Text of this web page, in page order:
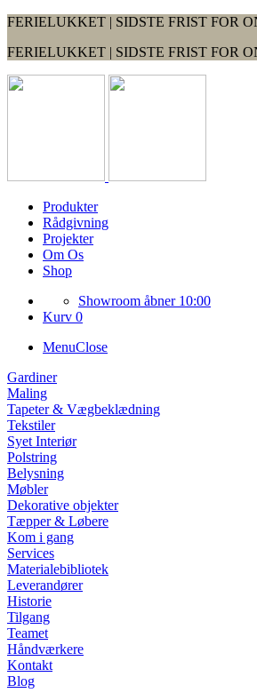
FERIELUKKET | SIDSTE FRIST FOR
FERIELUKKET | SIDSTE FRIST FOR
Produkter
Rådgivning
Projekter
Om Os
Shop
Showroom åbner 10:00
Kurv 0
MenuClose
Gardiner
Maling
Tapeter & Vægbeklædning
Tekstiler
Syet Interiør
Polstring
Belysning
Møbler
Dekorative objekter
Tæpper & Løbere
Kom i gang
Services
Materialebibliotek
Leverandører
Historie
Tilgang
Teamet
Håndværkere
Kontakt
Blog